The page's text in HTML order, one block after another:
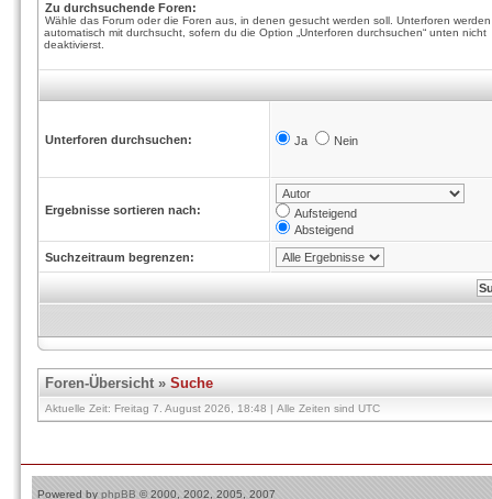
Zu durchsuchende Foren:
Wähle das Forum oder die Foren aus, in denen gesucht werden soll. Unterforen werden
automatisch mit durchsucht, sofern du die Option „Unterforen durchsuchen“ unten nicht
deaktivierst.
Unterforen durchsuchen: Ja Nein
Ergebnisse sortieren nach:
Aufsteigend
Absteigend
Suchzeitraum begrenzen:
Foren-Übersicht» Suche
Aktuelle Zeit: Freitag 7. August 2026, 18:48 | Alle Zeiten sind UTC
Powered by phpBB © 2000, 2002, 2005, 2007